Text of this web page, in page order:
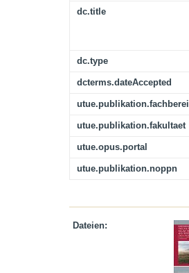
dc.title
dc.type
dcterms.dateAccepted
utue.publikation.fakultaet
utue.opus.portal
utue.publikation.noppn
Dateien: